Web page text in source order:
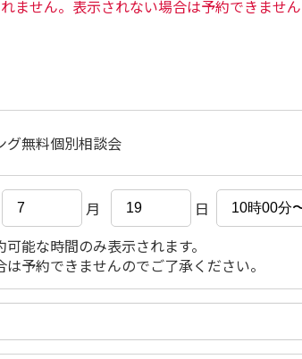
ません。表示されない場合は予約できませ
グ無料個別相談会
月
日
能な時間のみ表示されます。
予約できませんのでご了承ください。